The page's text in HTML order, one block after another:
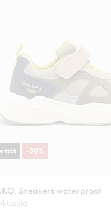
Sneakers waterproof
-30%